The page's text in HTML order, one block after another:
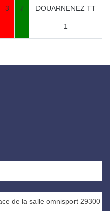
3 7 DOUARNENEZ TT
1
de la salle omnisport 29300